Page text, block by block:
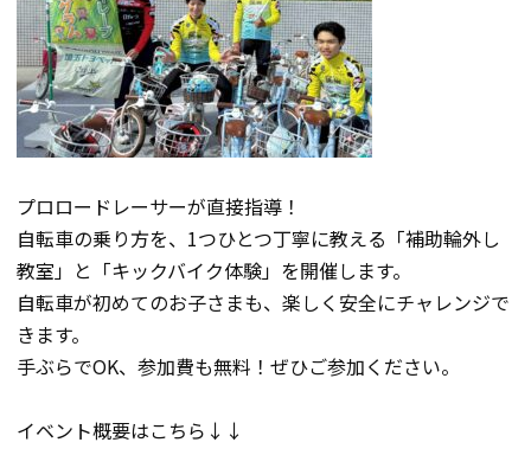
プロロードレーサーが直接指導！
自転車の乗り方を、1つひとつ丁寧に教える「補助輪外し
教室」と「キックバイク体験」を開催します。
自転車が初めてのお子さまも、楽しく安全にチャレンジで
きます。
手ぶらでOK、参加費も無料！ぜひご参加ください。
イベント概要はこちら↓↓